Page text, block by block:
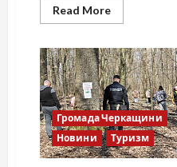
Read MoreRead
more
пожежа
в
Черкасах:
вогонь
знищив
частину
магазину
“Делікат”
Громада Черкащини
Новини
Туризм